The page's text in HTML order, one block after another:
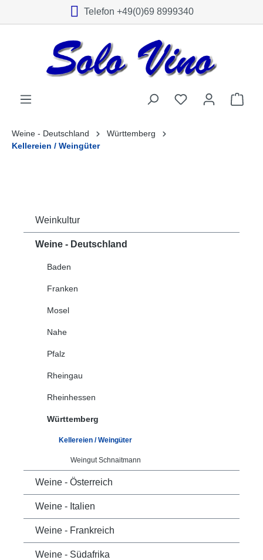
Telefon +49(0)69 8999340
Weine - Deutschland
Württemberg
Kellereien / Weingüter
Weinkultur
Weine - Deutschland
Baden
Franken
Mosel
Nahe
Pfalz
Rheingau
Rheinhessen
Württemberg
Kellereien / Weingüter
Weingut Schnaitmann
Weine - Österreich
Weine - Italien
Weine - Frankreich
Weine - Südafrika